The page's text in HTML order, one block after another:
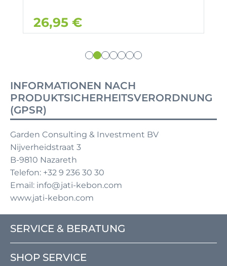
26,95 €
INFORMATIONEN NACH
PRODUKTSICHERHEITSVERORDNUNG
(GPSR)
Garden Consulting & Investment BV
Nijverheidstraat 3
B-9810 Nazareth
Telefon: +32 9 236 30 30
Email: info@jati-kebon.com
www.jati-kebon.com
SERVICE & BERATUNG
SHOP SERVICE